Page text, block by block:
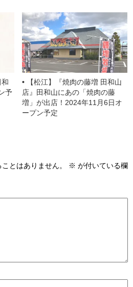
和
予
【松江】『焼肉の藤増 田和山
店』田和山にあの「焼肉の藤
増」が出店！2024年11月6日オ
ープン予定
とはありません。 ※ が付いている欄